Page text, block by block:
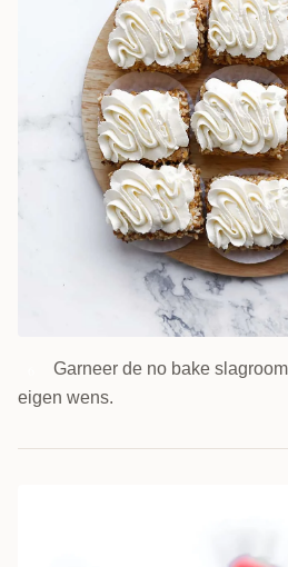
Garneer de no bake
eigen wens.